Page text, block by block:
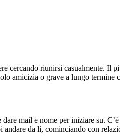
cercando riunirsi casualmente. Il
amicizia o grave a lungo termine
mail e nome per iniziare su.
da lì, cominciando con